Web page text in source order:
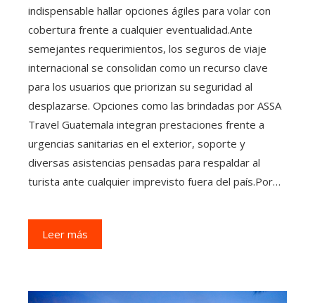
indispensable hallar opciones ágiles para volar con
cobertura frente a cualquier eventualidad.Ante
semejantes requerimientos, los seguros de viaje
internacional se consolidan como un recurso clave
para los usuarios que priorizan su seguridad al
desplazarse. Opciones como las brindadas por ASSA
Travel Guatemala integran prestaciones frente a
urgencias sanitarias en el exterior, soporte y
diversas asistencias pensadas para respaldar al
turista ante cualquier imprevisto fuera del país.Por…
Leer más